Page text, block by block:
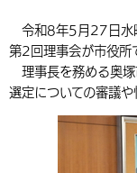
英語（
中国語（繁体
福祉・介護
税金
環境・衛生
入札・契約
農林水産業
都市整備
子育て・教育
施設情報
手当・助成
観光・移住
令和8年5月27日水
第2回理事会が市役所
理事長を務める奥塚
選定についての審議や